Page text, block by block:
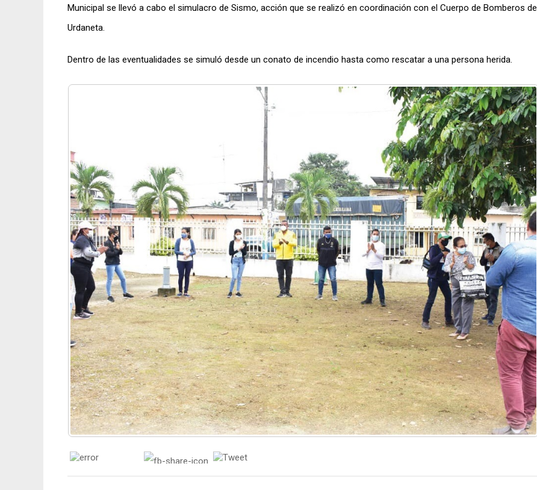
Municipal se llevó a cabo el simulacro de Sismo, acción que se realizó en coordinación con el Cuerpo de Bomberos de
Urdaneta.
Dentro de las eventualidades se simuló desde un conato de incendio hasta como rescatar a una persona herida.